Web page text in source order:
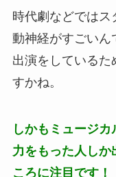
時代劇などではス
動神経がすごいん
出演をしている
すかね。
しかもミュージ
力をもった人し
ころに注目です！